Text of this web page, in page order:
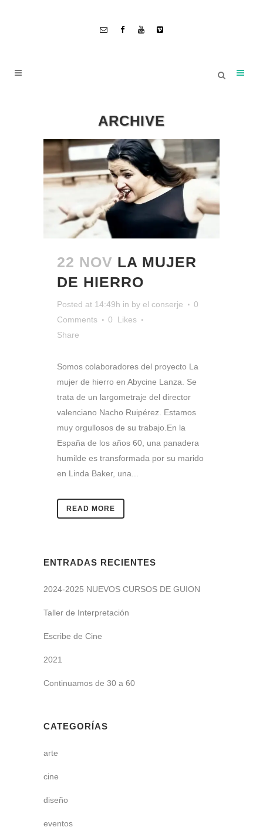
ARCHIVE
22 NOV LA MUJER
DE HIERRO
Posted at 14:49h in by el conserje
0
Comments
0
Likes
Share
Somos colaboradores del proyecto La
mujer de hierro en Abycine Lanza. Se
trata de un largometraje del director
valenciano Nacho Ruipérez. Estamos
muy orgullosos de su trabajo.En la
España de los años 60, una panadera
humilde es transformada por su marido
en Linda Baker, una...
READ MORE
ENTRADAS RECIENTES
2024-2025 NUEVOS CURSOS DE GUION
Taller de Interpretación
Escribe de Cine
2021
Continuamos de 30 a 60
CATEGORÍAS
arte
cine
diseño
eventos